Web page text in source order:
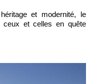
et modernité, le
ceux et celles en quête